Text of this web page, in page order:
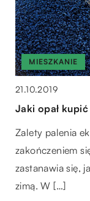
HOBBY I
Od pomysłu
jaki sposób
projekty
Nosimy je na
mamy pojęcia,
MIESZKANIE
21.10.2019
Jaki opał
Zalety palenia
zakończeniem
zastanawia się,
zimą. W […]
LIFESTYLE
Zakup biżuterii
pierścionki
Zaręczyny,
wymagają
uwielbiają